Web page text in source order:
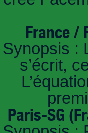
France /
Synopsis :
s’écrit,
Paris-SG